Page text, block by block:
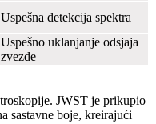
Uspešna detekcija spektra
Uspešno uklanjanje odsjaja
zvezde
JWST je prikupio
sastavne boje, kreirajući